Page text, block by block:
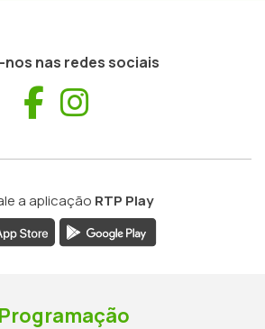
nos nas redes sociais
Facebook
a aplicação RTP Play
Programação